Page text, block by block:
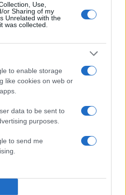
Use,
or Sharing of my
Unrelated with the
was collected.
to enable storage
like cookies on web or
data to be sent to
purposes.
to send me
πάτησε το γκάζι και του
ανέφερε ο άνδρας.